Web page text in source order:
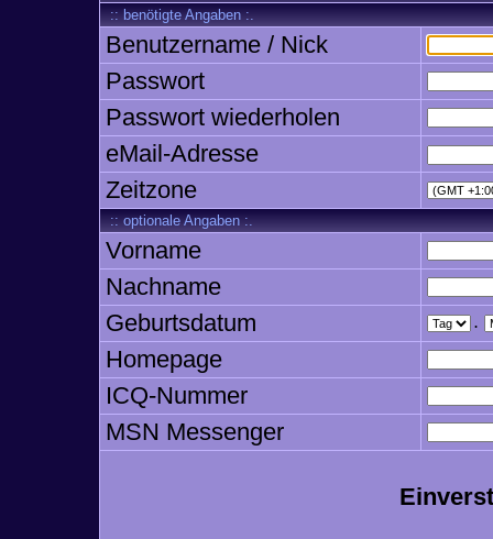
:: benötigte Angaben :.
Benutzername / Nick
Passwort
Passwort wiederholen
eMail-Adresse
Zeitzone
:: optionale Angaben :.
Vorname
Nachname
Geburtsdatum
.
Homepage
ICQ-Nummer
MSN Messenger